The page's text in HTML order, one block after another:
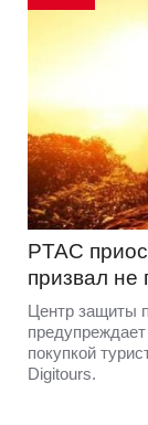
PTAC
призвал не
Центр защиты
покупкой
Digitours.